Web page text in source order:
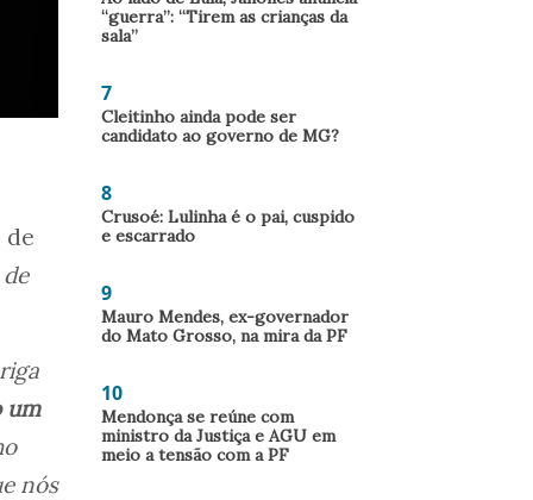
de
um
nós
“guerra”: “Tirem as crianças da
sala”
7
Cleitinho ainda pode ser
candidato ao governo de MG?
8
Crusoé: Lulinha é o pai, cuspido
e escarrado
9
Mauro Mendes, ex-governador
do Mato Grosso, na mira da PF
10
Mendonça se reúne com
ministro da Justiça e AGU em
meio a tensão com a PF